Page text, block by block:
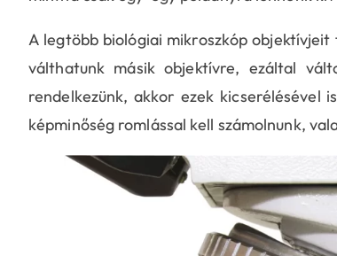
A legtöbb biológiai mikroszkóp
válthatunk másik objektívre, ezáltal
rendelkezünk, akkor ezek kicserélésével
képminőség romlással kell számolnunk,